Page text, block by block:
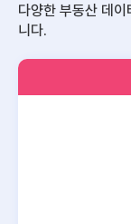
다양한 부동산 데
니다.